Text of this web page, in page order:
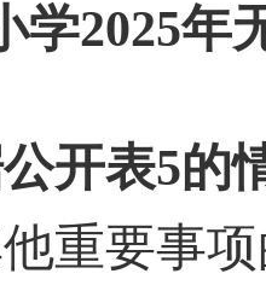
学2025年
公开表5的
重要事